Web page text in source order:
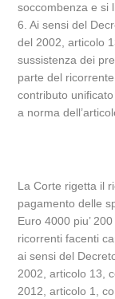
soccombenza e si
6. Ai sensi del
del 2002, articolo
sussistenza dei
parte del
contributo
a norma
La Corte rigetta il
pagamento delle
Euro 4000 piu’
ricorrenti facenti
ai sensi del
2002, articolo 13,
2012, articolo 1,